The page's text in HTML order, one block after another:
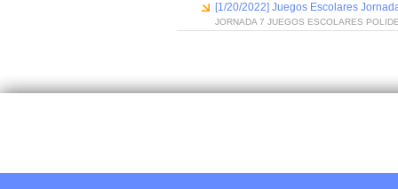
[1/20/2022] Juegos Escolares
JORNADA 7 JUEGOS ESCOLARES